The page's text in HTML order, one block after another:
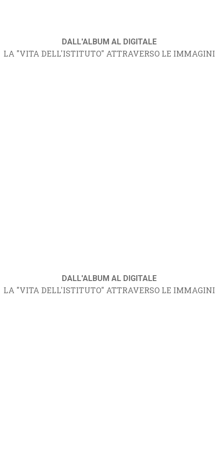
DALL'ALBUM AL DIGITALE
LA "VITA DELL'ISTITUTO" ATTRAVERSO LE IMMAGINI
DALL'ALBUM AL DIGITALE
LA "VITA DELL'ISTITUTO" ATTRAVERSO LE IMMAGINI